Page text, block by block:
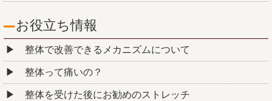
お役立ち情報
整体で改善できるメカニズムについて
整体って痛いの？
整体を受けた後にお勧めのストレッチ